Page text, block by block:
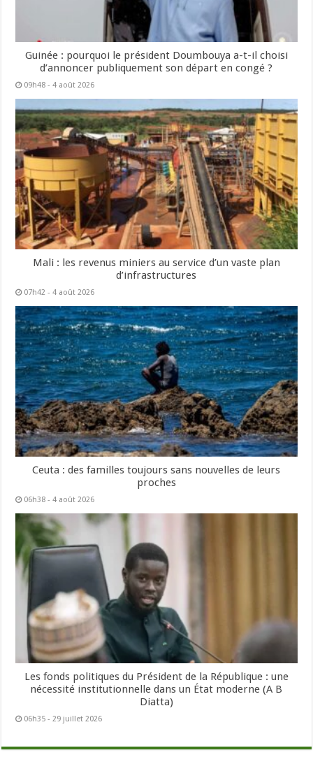
Guinée : pourquoi le président Doumbouya a-t-il choisi
d’annoncer publiquement son départ en congé ?
09h48 - 4 août 2026
Mali : les revenus miniers au service d’un vaste plan
d’infrastructures
07h42 - 4 août 2026
Ceuta : des familles toujours sans nouvelles de leurs
proches
06h38 - 4 août 2026
Les fonds politiques du Président de la République : une
nécessité institutionnelle dans un État moderne (A B
Diatta)
06h35 - 29 juillet 2026